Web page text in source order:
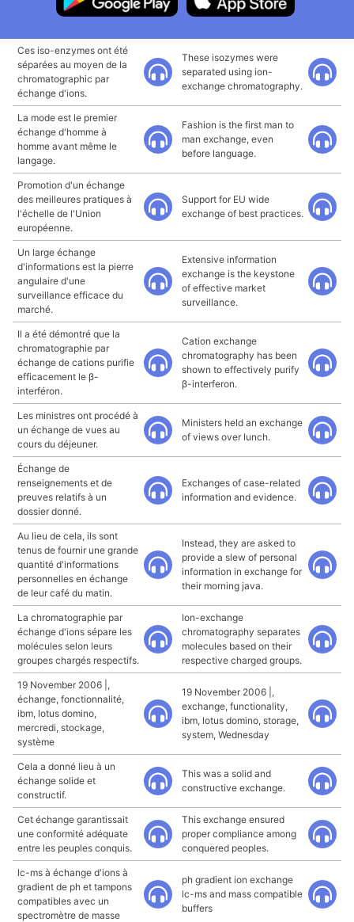
Ces iso-enzymes ont été
séparées au moyen de la
chromatographic par
échange d'ions.
These isozymes were
separated using ion-
exchange chromatography.
La mode est le premier
échange d'homme à
homme avant même le
langage.
Fashion is the first man to
man exchange, even
before language.
Promotion d'un échange
des meilleures pratiques à
l'échelle de l'Union
européenne.
Support for EU wide
exchange of best practices.
Un large échange
d'informations est la pierre
angulaire d'une
surveillance efficace du
marché.
Extensive information
exchange is the keystone
of effective market
surveillance.
Il a été démontré que la
chromatographie par
échange de cations purifie
efficacement le β-
interféron.
Cation exchange
chromatography has been
shown to effectively purify
β-interferon.
Les ministres ont procédé à
un échange de vues au
cours du déjeuner.
Ministers held an exchange
of views over lunch.
Échange de
renseignements et de
preuves relatifs à un
dossier donné.
Exchanges of case-related
information and evidence.
Au lieu de cela, ils sont
tenus de fournir une grande
quantité d'informations
personnelles en échange
de leur café du matin.
Instead, they are asked to
provide a slew of personal
information in exchange for
their morning java.
La chromatographie par
échange d'ions sépare les
molécules selon leurs
groupes chargés respectifs.
Ion-exchange
chromatography separates
molecules based on their
respective charged groups.
19 November 2006 |,
échange, fonctionnalité,
ibm, lotus domino,
mercredi, stockage,
système
19 November 2006 |,
exchange, functionality,
ibm, lotus domino, storage,
system, Wednesday
Cela a donné lieu à un
échange solide et
constructif.
This was a solid and
constructive exchange.
Cet échange garantissait
une conformité adéquate
entre les peuples conquis.
This exchange ensured
proper compliance among
conquered peoples.
lc-ms à échange d'ions à
gradient de ph et tampons
compatibles avec un
spectromètre de masse
ph gradient ion exchange
lc-ms and mass compatible
buffers